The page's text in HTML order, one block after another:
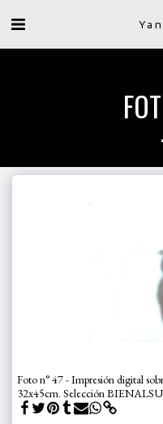
Foto n° 47 - Impresión digital
32x45cm. Selección